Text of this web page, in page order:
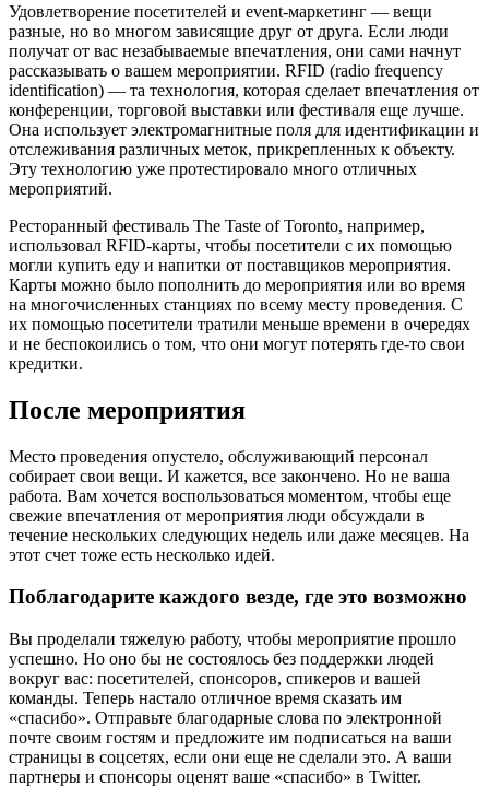
Удовлетворение посетителей и event-маркетинг — вещи
разные, но во многом зависящие друг от друга. Если люди
получат от вас незабываемые впечатления, они сами начнут
рассказывать о вашем мероприятии. RFID (radio frequency
identification) — та технология, которая сделает впечатления от
конференции, торговой выставки или фестиваля еще лучше.
Она использует электромагнитные поля для идентификации и
отслеживания различных меток, прикрепленных к объекту.
Эту технологию уже протестировало много отличных
мероприятий.
Ресторанный фестиваль The Taste of Toronto, например,
использовал RFID-карты, чтобы посетители с их помощью
могли купить еду и напитки от поставщиков мероприятия.
Карты можно было пополнить до мероприятия или во время
на многочисленных станциях по всему месту проведения. С
их помощью посетители тратили меньше времени в очередях
и не беспокоились о том, что они могут потерять где-то свои
кредитки.
После мероприятия
Место проведения опустело, обслуживающий персонал
собирает свои вещи. И кажется, все закончено. Но не ваша
работа. Вам хочется воспользоваться моментом, чтобы еще
свежие впечатления от мероприятия люди обсуждали в
течение нескольких следующих недель или даже месяцев. На
этот счет тоже есть несколько идей.
Поблагодарите каждого везде, где это возможно
Вы проделали тяжелую работу, чтобы мероприятие прошло
успешно. Но оно бы не состоялось без поддержки людей
вокруг вас: посетителей, спонсоров, спикеров и вашей
команды. Теперь настало отличное время сказать им
«спасибо». Отправьте благодарные слова по электронной
почте своим гостям и предложите им подписаться на ваши
страницы в соцсетях, если они еще не сделали это. А ваши
партнеры и спонсоры оценят ваше «спасибо» в Twitter.